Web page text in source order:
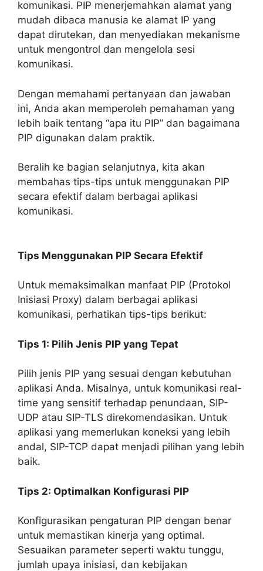
komunikasi. PIP menerjemahkan alamat yang
mudah dibaca manusia ke alamat IP yang
dapat dirutekan, dan menyediakan mekanisme
untuk mengontrol dan mengelola sesi
komunikasi.
Dengan memahami pertanyaan dan jawaban
ini, Anda akan memperoleh pemahaman yang
lebih baik tentang “apa itu PIP” dan bagaimana
PIP digunakan dalam praktik.
Beralih ke bagian selanjutnya, kita akan
membahas tips-tips untuk menggunakan PIP
secara efektif dalam berbagai aplikasi
komunikasi.
Tips Menggunakan PIP Secara Efektif
Untuk memaksimalkan manfaat PIP (Protokol
Inisiasi Proxy) dalam berbagai aplikasi
komunikasi, perhatikan tips-tips berikut:
Tips 1: Pilih Jenis PIP yang Tepat
Pilih jenis PIP yang sesuai dengan kebutuhan
aplikasi Anda. Misalnya, untuk komunikasi real-
time yang sensitif terhadap penundaan, SIP-
UDP atau SIP-TLS direkomendasikan. Untuk
aplikasi yang memerlukan koneksi yang lebih
andal, SIP-TCP dapat menjadi pilihan yang lebih
baik.
Tips 2: Optimalkan Konfigurasi PIP
Konfigurasikan pengaturan PIP dengan benar
untuk memastikan kinerja yang optimal.
Sesuaikan parameter seperti waktu tunggu,
jumlah upaya inisiasi, dan kebijakan